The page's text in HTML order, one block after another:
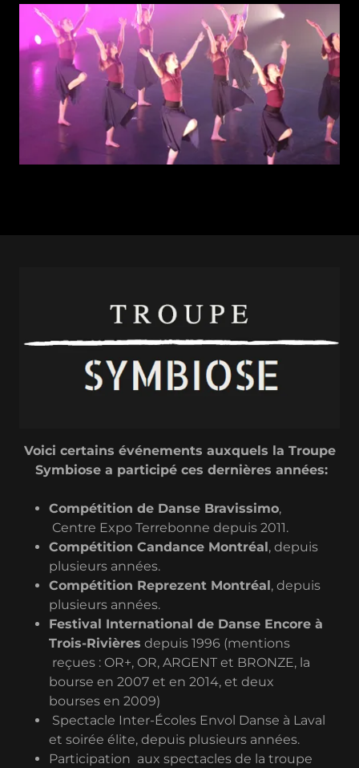
Voici certains événements auxquels la Troupe
Symbiose a participé ces dernières années:
Compétition de Danse Bravissimo,
Centre Expo Terrebonne depuis 2011.
Compétition Candance Montréal, depuis
plusieurs années.
Compétition Reprezent Montréal, depuis
plusieurs années.
Festival International de Danse Encore à
Trois-Rivières depuis 1996 (mentions
reçues : OR+, OR, ARGENT et BRONZE, la
bourse en 2007 et en 2014, et deux
bourses en 2009)
Spectacle Inter-Écoles Envol Danse à Laval
et soirée élite, depuis plusieurs années.
Participation aux spectacles de la troupe